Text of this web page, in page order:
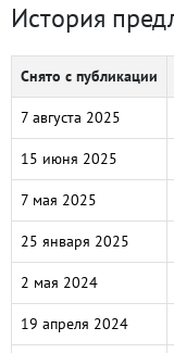
История
Снято с публикации
7 августа 2025
15 июня 2025
7 мая 2025
25 января 2025
2 мая 2024
19 апреля 2024